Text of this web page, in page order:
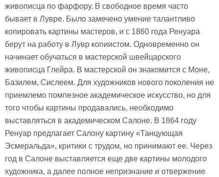
живописца по фарфору. В свободное время часто
бывает в Лувре. Было замечено умение талантливо
копировать картины мастеров, и с 1860 года Ренуара
берут на работу в Лувр копиистом. Одновременно он
начинает обучаться в мастерской швейцарского
живописца Глейра. В мастерской он знакомится с Моне,
Базилем, Сислеем. Для художников нового поколения не
приемлемо помпезное академическое искусство, но для
того чтобы картины продавались, необходимо
выставляться в академическом Салоне. В 1864 году
Ренуар предлагает Салону картину «Танцующая
Эсмеральда», критики с трудом, но принимают ее. Через
год в Салоне выставляется еще две картины молодого
художника, а далее полное непризнание и отвержение